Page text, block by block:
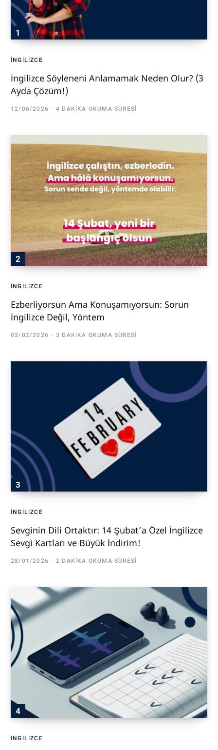
İNGILIZCE
İngilizce Söyleneni Anlamamak Neden Olur? (3
Ayda Çözüm!)
12/06/2026 4 DAKIKA OKUMA SÜRESI
İNGILIZCE
Ezberliyorsun Ama Konuşamıyorsun: Sorun
İngilizce Değil, Yöntem
03/02/2026 3 DAKIKA OKUMA SÜRESI
İNGILIZCE
Sevginin Dili Ortaktır: 14 Şubat’a Özel İngilizce
Sevgi Kartları ve Büyük İndirim!
28/01/2026 2 DAKIKA OKUMA SÜRESI
İNGILIZCE